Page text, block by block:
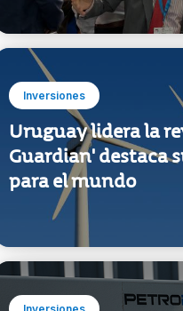
Uruguay lidera la
Guardian' destaca
para el mundo